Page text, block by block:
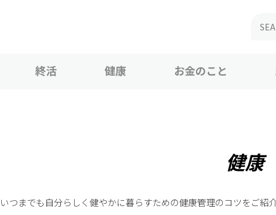
終活 健康 お金のこと
健康
いつまでも自分らしく健やかに暮らすための健康管理のコツをご紹